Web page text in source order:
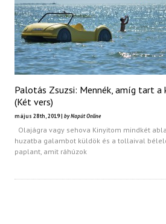
Palotás Zsuzsi: Mennék, amíg tart a
(Két vers)
május 28th, 2019 | by Napút Online
Olajágra vagy sehova Kinyitom mindkét
huzatba galambot küldök és a tollaival
paplant, amit ráhúzok